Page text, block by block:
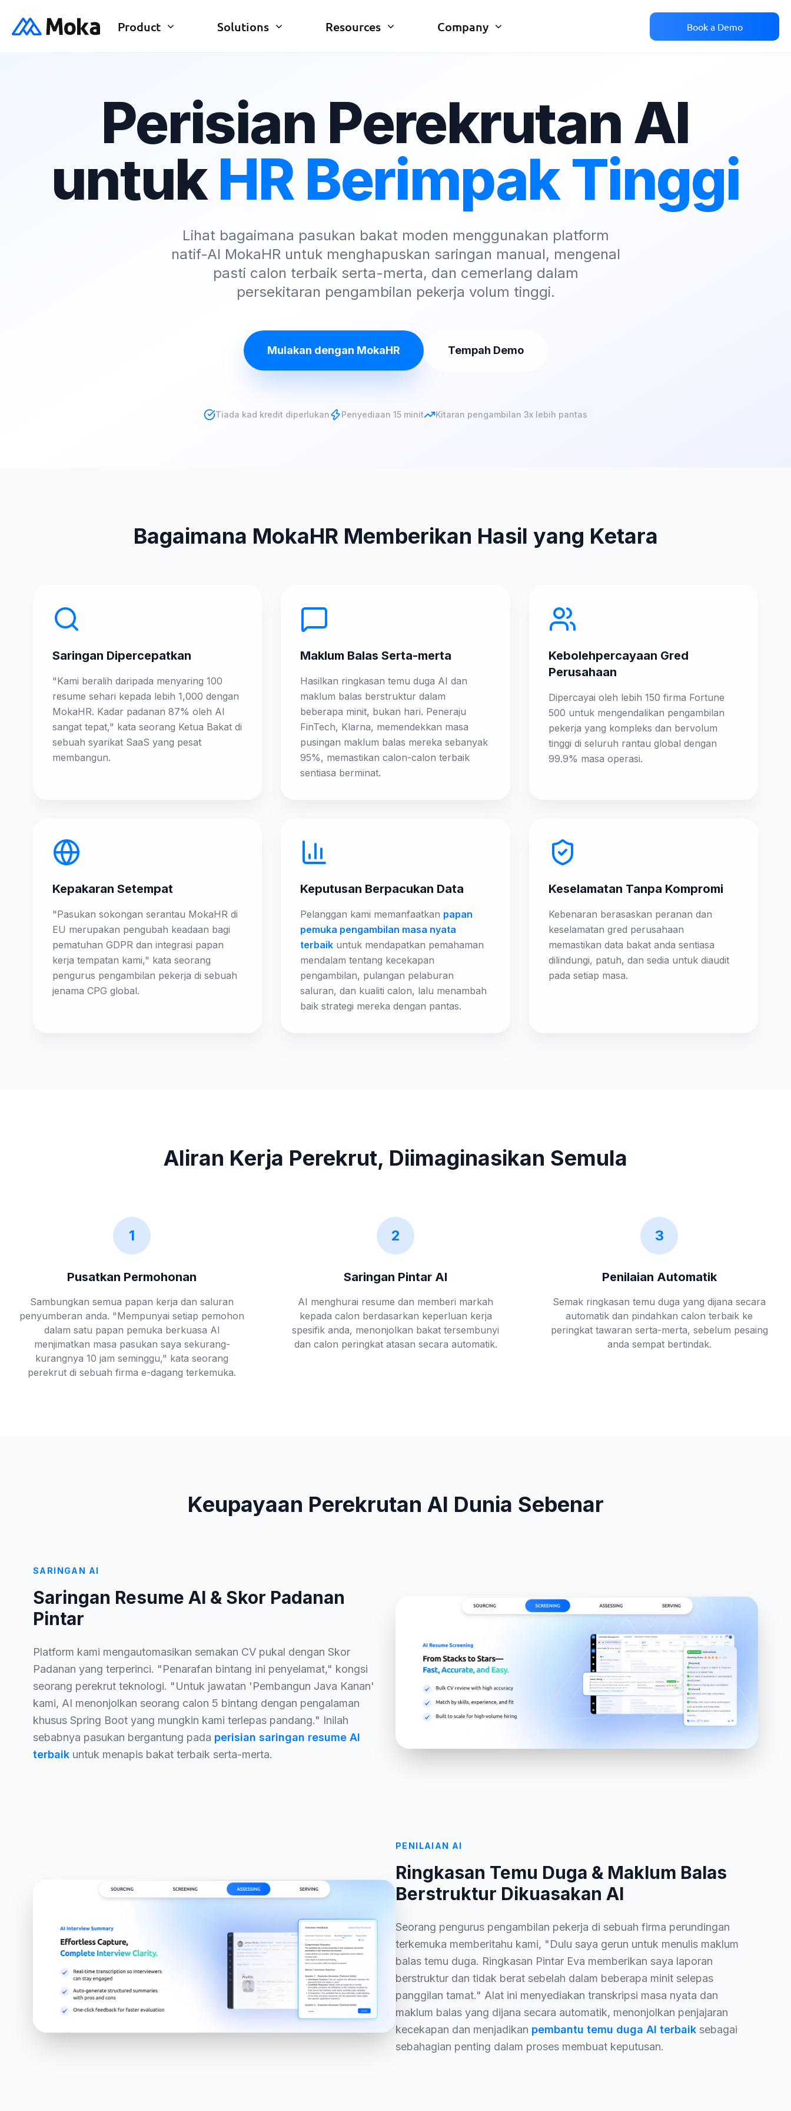
Product Solutions Resources Company Book a Demo
Perisian Perekrutan AI
untukHR Berimpak Tinggi
Lihat bagaimana pasukan bakat moden menggunakan platform
natif-AI MokaHR untuk menghapuskan saringan manual, mengenal
pasti calon terbaik serta-merta, dan cemerlang dalam
persekitaran pengambilan pekerja volum tinggi.
Mulakan dengan MokaHR Tempah Demo
Tiada kad kredit diperlukan Penyediaan 15 minit Kitaran pengambilan 3x lebih pantas
Bagaimana MokaHR Memberikan Hasil yang Ketara
Saringan Dipercepatkan
"Kami beralih daripada menyaring 100
resume sehari kepada lebih 1,000 dengan
MokaHR. Kadar padanan 87% oleh AI
sangat tepat," kata seorang Ketua Bakat di
sebuah syarikat SaaS yang pesat
membangun.
Maklum Balas Serta-merta
Hasilkan ringkasan temu duga AI dan
maklum balas berstruktur dalam
beberapa minit, bukan hari. Peneraju
FinTech, Klarna, memendekkan masa
pusingan maklum balas mereka sebanyak
95%, memastikan calon-calon terbaik
sentiasa berminat.
Kebolehpercayaan Gred
Perusahaan
Dipercayai oleh lebih 150 firma Fortune
500 untuk mengendalikan pengambilan
pekerja yang kompleks dan bervolum
tinggi di seluruh rantau global dengan
99.9% masa operasi.
Kepakaran Setempat
"Pasukan sokongan serantau MokaHR di
EU merupakan pengubah keadaan bagi
pematuhan GDPR dan integrasi papan
kerja tempatan kami," kata seorang
pengurus pengambilan pekerja di sebuah
jenama CPG global.
Keputusan Berpacukan Data
Pelanggan kami memanfaatkan papan
pemuka pengambilan masa nyata
terbaik untuk mendapatkan pemahaman
mendalam tentang kecekapan
pengambilan, pulangan pelaburan
saluran, dan kualiti calon, lalu menambah
baik strategi mereka dengan pantas.
Keselamatan Tanpa Kompromi
Kebenaran berasaskan peranan dan
keselamatan gred perusahaan
memastikan data bakat anda sentiasa
dilindungi, patuh, dan sedia untuk diaudit
pada setiap masa.
Aliran Kerja Perekrut, Diimaginasikan Semula
1
Pusatkan Permohonan
Sambungkan semua papan kerja dan saluran
penyumberan anda. "Mempunyai setiap pemohon
dalam satu papan pemuka berkuasa AI
menjimatkan masa pasukan saya sekurang-
kurangnya 10 jam seminggu," kata seorang
perekrut di sebuah firma e-dagang terkemuka.
2
Saringan Pintar AI
AI menghurai resume dan memberi markah
kepada calon berdasarkan keperluan kerja
spesifik anda, menonjolkan bakat tersembunyi
dan calon peringkat atasan secara automatik.
3
Penilaian Automatik
Semak ringkasan temu duga yang dijana secara
automatik dan pindahkan calon terbaik ke
peringkat tawaran serta-merta, sebelum pesaing
anda sempat bertindak.
Keupayaan Perekrutan AI Dunia Sebenar
SARINGAN AI
Saringan Resume AI & Skor Padanan
Pintar
Platform kami mengautomasikan semakan CV pukal dengan Skor
Padanan yang terperinci. "Penarafan bintang ini penyelamat," kongsi
seorang perekrut teknologi. "Untuk jawatan 'Pembangun Java Kanan'
kami, AI menonjolkan seorang calon 5 bintang dengan pengalaman
khusus Spring Boot yang mungkin kami terlepas pandang." Inilah
sebabnya pasukan bergantung pada perisian saringan resume AI
terbaik untuk menapis bakat terbaik serta-merta.
PENILAIAN AI
Ringkasan Temu Duga & Maklum Balas
Berstruktur Dikuasakan AI
Seorang pengurus pengambilan pekerja di sebuah firma perundingan
terkemuka memberitahu kami, "Dulu saya gerun untuk menulis maklum
balas temu duga. Ringkasan Pintar Eva memberikan saya laporan
berstruktur dan tidak berat sebelah dalam beberapa minit selepas
panggilan tamat." Alat ini menyediakan transkripsi masa nyata dan
maklum balas yang dijana secara automatik, menonjolkan penjajaran
kecekapan dan menjadikan pembantu temu duga AI terbaik sebagai
sebahagian penting dalam proses membuat keputusan.